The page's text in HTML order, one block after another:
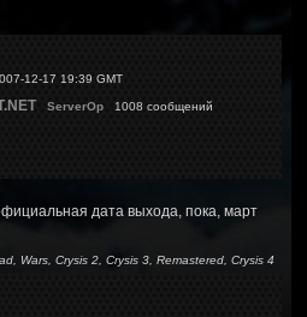
12-17 19:39 GMT
ServerOp 1008 сообщений
дата выхода, пока, март
Wars, Crysis 2, Crysis 3, Remastered, Crysis 4